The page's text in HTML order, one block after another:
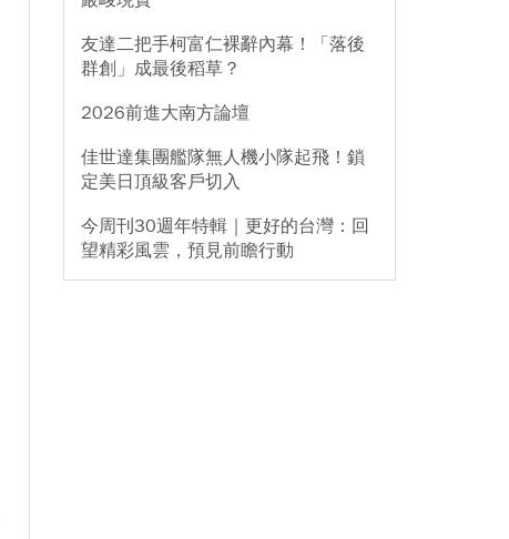
友達二把手柯富仁裸辭內幕！「落後
群創」成最後稻草？
2026前進大南方論壇
佳世達集團艦隊無人機小隊起飛！鎖
定美日頂級客戶切入
今周刊30週年特輯｜更好的台灣：回
望精彩風雲，預見前瞻行動